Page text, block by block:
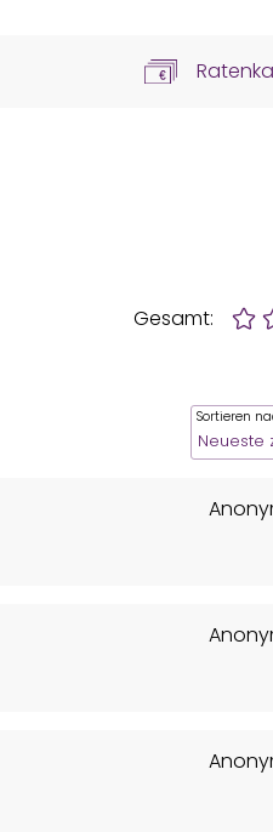
Gesamt:
Sortieren